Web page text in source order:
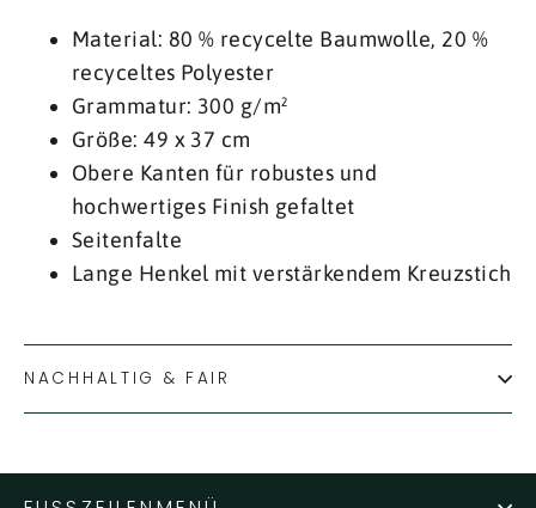
Material: 80 % recycelte Baumwolle, 20 %
recyceltes Polyester
Grammatur: 300 g/m²
Größe: 49 x 37 cm
Obere Kanten für robustes und
hochwertiges Finish gefaltet
Seitenfalte
Lange Henkel mit verstärkendem Kreuzstich
NACHHALTIG & FAIR